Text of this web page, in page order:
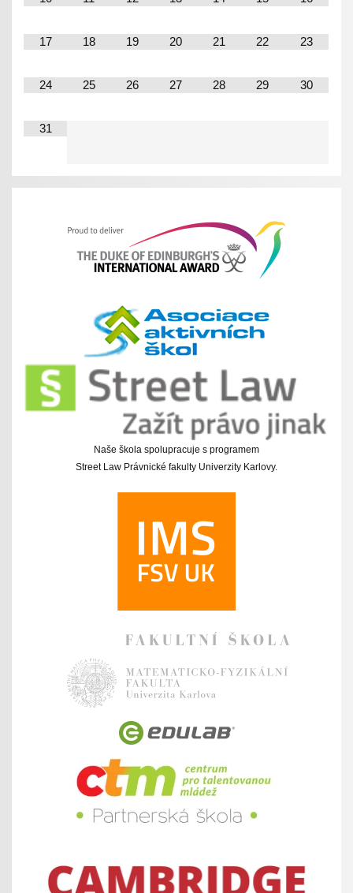
17 18 19 20 21 22 23
24 25 26 27 28 29 30
31
Naše škola spolupracuje s programem
Street Law Právnické fakulty Univerzity Karlovy.